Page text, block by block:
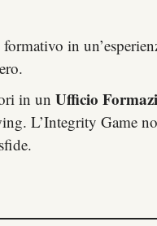
in
in un Ufficio
L’Integrity Game